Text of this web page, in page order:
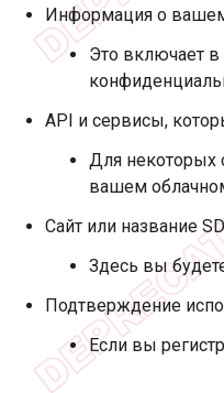
Информация о
Это включает в
API и сервисы,
Для некоторых
вашем
Сайт или название
Здесь вы
Подтверждение
Если вы